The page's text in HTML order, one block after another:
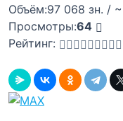
Объём:97 068 зн. /
Просмотры:64
Рейтинг: